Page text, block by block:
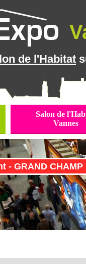
de l'Habitat
Salon de
Vannes
- GRAND CHAMP